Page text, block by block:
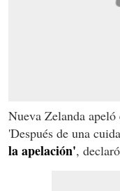
Nueva Zelanda
'Después de una
la apelación',